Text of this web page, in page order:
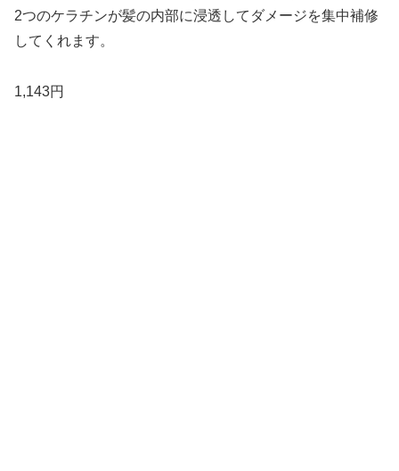
2つのケラチンが髪の内部に浸透してダメージを集中補修
してくれます。
1,143円